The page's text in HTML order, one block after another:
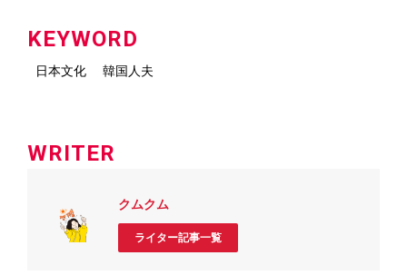
KEYWORD
日本文化 韓国人夫
WRITER
クムクム
ライター記事一覧